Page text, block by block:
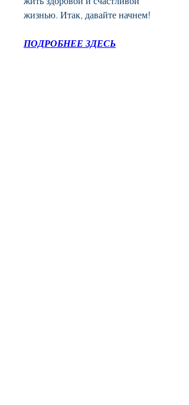
жизнью. Итак, давайте начнем!
ПОДРОБНЕЕ ЗДЕСЬ